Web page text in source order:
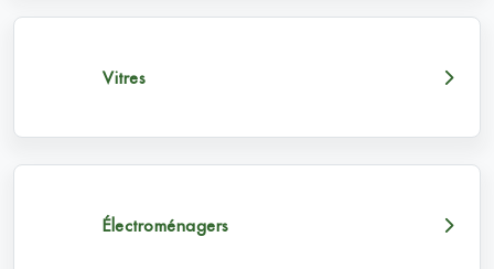
Vitres
Électroménagers